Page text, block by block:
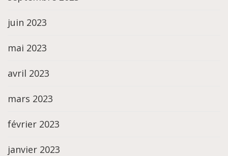
juin 2023
mai 2023
avril 2023
mars 2023
février 2023
janvier 2023